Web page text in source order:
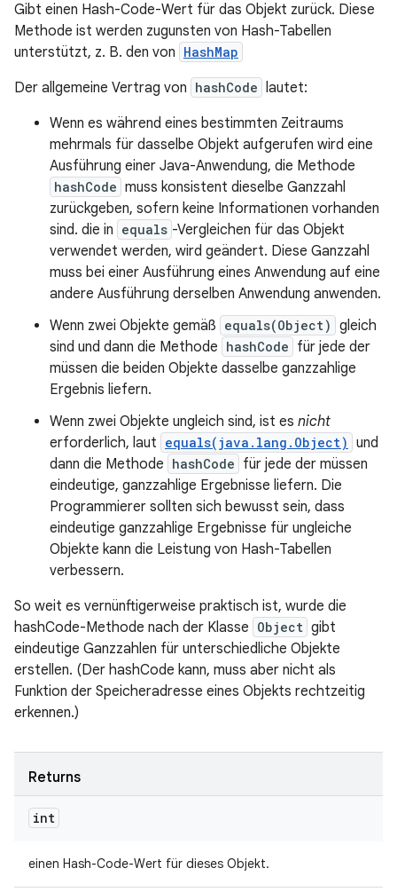
Gibt einen Hash-Code-Wert für das Objekt zurück. Diese
Methode ist werden zugunsten von Hash-Tabellen
unterstützt, z. B. den von HashMap
Der allgemeine Vertrag von hashCode lautet:
Wenn es während eines bestimmten Zeitraums
mehrmals für dasselbe Objekt aufgerufen wird eine
Ausführung einer Java-Anwendung, die Methode
hashCode muss konsistent dieselbe Ganzzahl
zurückgeben, sofern keine Informationen vorhanden
sind. die in equals -Vergleichen für das Objekt
verwendet werden, wird geändert. Diese Ganzzahl
muss bei einer Ausführung eines Anwendung auf eine
andere Ausführung derselben Anwendung anwenden.
Wenn zwei Objekte gemäß equals(Object) gleich
sind und dann die Methode hashCode für jede der
müssen die beiden Objekte dasselbe ganzzahlige
Ergebnis liefern.
Wenn zwei Objekte ungleich sind, ist es nicht
erforderlich, laut equals(java.lang.Object) und
dann die Methode hashCode für jede der müssen
eindeutige, ganzzahlige Ergebnisse liefern. Die
Programmierer sollten sich bewusst sein, dass
eindeutige ganzzahlige Ergebnisse für ungleiche
Objekte kann die Leistung von Hash-Tabellen
verbessern.
So weit es vernünftigerweise praktisch ist, wurde die
hashCode-Methode nach der Klasse Object gibt
eindeutige Ganzzahlen für unterschiedliche Objekte
erstellen. (Der hashCode kann, muss aber nicht als
Funktion der Speicheradresse eines Objekts rechtzeitig
erkennen.)
Returns
int
einen Hash-Code-Wert für dieses Objekt.